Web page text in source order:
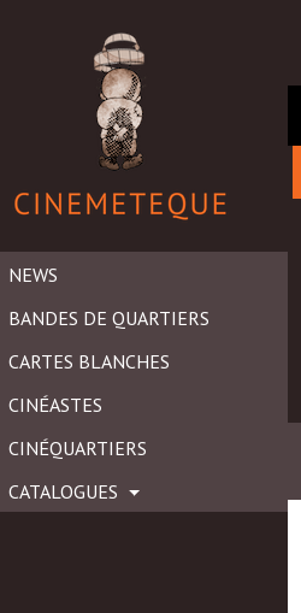
NEWS
BANDES DE QUARTIERS
CARTES BLANCHES
CINÉASTES
CINÉQUARTIERS
CATALOGUES